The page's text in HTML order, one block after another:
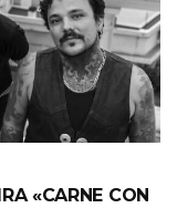
«CARNE CON